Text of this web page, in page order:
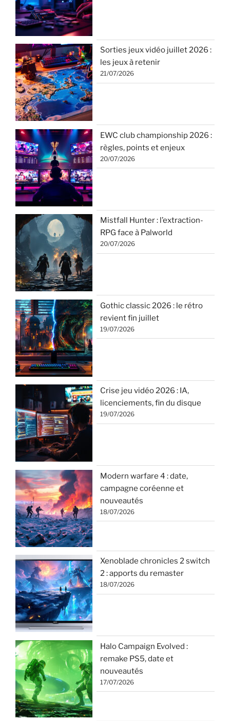
Sorties jeux vidéo juillet 2026 :
les jeux à retenir
21/07/2026
EWC club championship 2026 :
règles, points et enjeux
20/07/2026
Mistfall Hunter : l’extraction-
RPG face à Palworld
20/07/2026
Gothic classic 2026 : le rétro
revient fin juillet
19/07/2026
Crise jeu vidéo 2026 : IA,
licenciements, fin du disque
19/07/2026
Modern warfare 4 : date,
campagne coréenne et
nouveautés
18/07/2026
Xenoblade chronicles 2 switch
2 : apports du remaster
18/07/2026
Halo Campaign Evolved :
remake PS5, date et
nouveautés
17/07/2026